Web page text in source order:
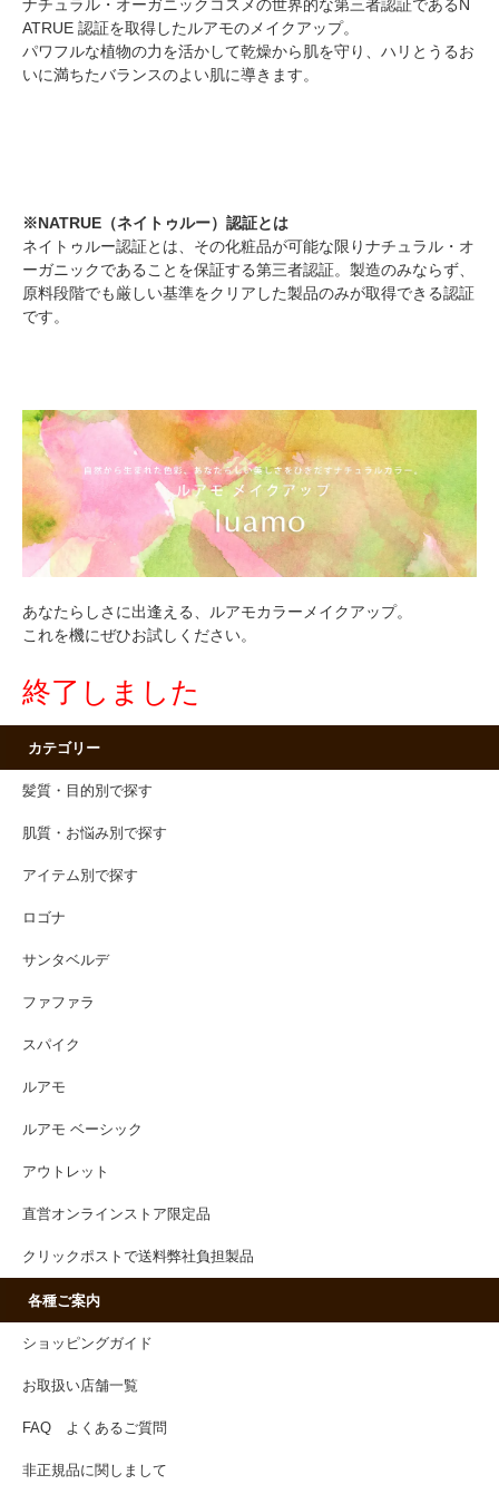
ナチュラル・オーガニックコスメの世界的な第三者認証であるN
ATRUE 認証を取得したルアモのメイクアップ。
パワフルな植物の力を活かして乾燥から肌を守り、ハリとうるお
いに満ちたバランスのよい肌に導きます。
※NATRUE（ネイトゥルー）認証とは
ネイトゥルー認証とは、その化粧品が可能な限りナチュラル・オ
ーガニックであることを保証する第三者認証。製造のみならず、
原料段階でも厳しい基準をクリアした製品のみが取得できる認証
です。
あなたらしさに出逢える、ルアモカラーメイクアップ。
これを機にぜひお試しください。
終了しました
カテゴリー
髪質・目的別で探す
肌質・お悩み別で探す
アイテム別で探す
ロゴナ
サンタベルデ
ファファラ
スパイク
ルアモ
ルアモ ベーシック
アウトレット
直営オンラインストア限定品
クリックポストで送料弊社負担製品
各種ご案内
ショッピングガイド
お取扱い店舗一覧
FAQ よくあるご質問
非正規品に関しまして